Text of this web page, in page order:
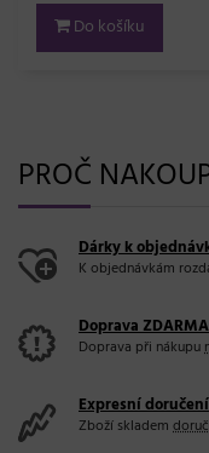
Do košíku
PROČ
Dárky k
K objednávkám
Doprava ZDARMA
Doprava při nákupu
Expresní doručení
Zboží skladem